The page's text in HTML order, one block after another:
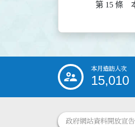
第 15 條
::: 本月造訪人次
15,010
政府網站資料開放宣告